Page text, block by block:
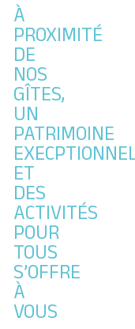
À
PROXIMITÉ
DE
NOS
GÎTES,
UN
PATRIMOINE
ET
DES
ACTIVITÉS
POUR
TOUS
S’OFFRE
À
VOUS